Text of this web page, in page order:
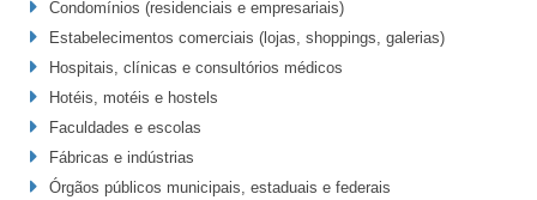
Condomínios (residenciais e empresariais)
Estabelecimentos comerciais (lojas, shoppings, galerias)
Hospitais, clínicas e consultórios médicos
Hotéis, motéis e hostels
Faculdades e escolas
Fábricas e indústrias
Órgãos públicos municipais, estaduais e federais